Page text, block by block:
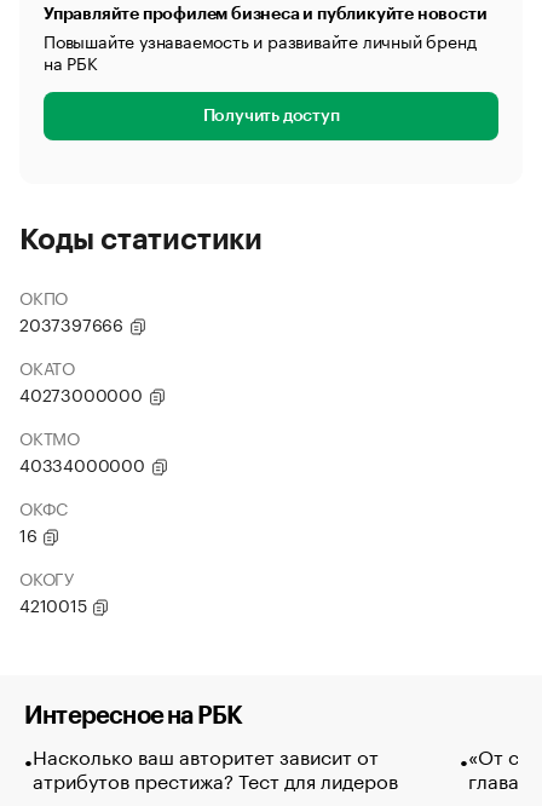
Управляйте профилем бизнеса и публикуйте новости
Повышайте узнаваемость и развивайте личный бренд
на РБК
Получить доступ
Коды статистики
ОКПО
2037397666
ОКАТО
40273000000
ОКТМО
40334000000
ОКФС
16
ОКОГУ
4210015
Интересное на РБК
Насколько ваш авторитет зависит от
атрибутов престижа? Тест для лидеров
«От
глава